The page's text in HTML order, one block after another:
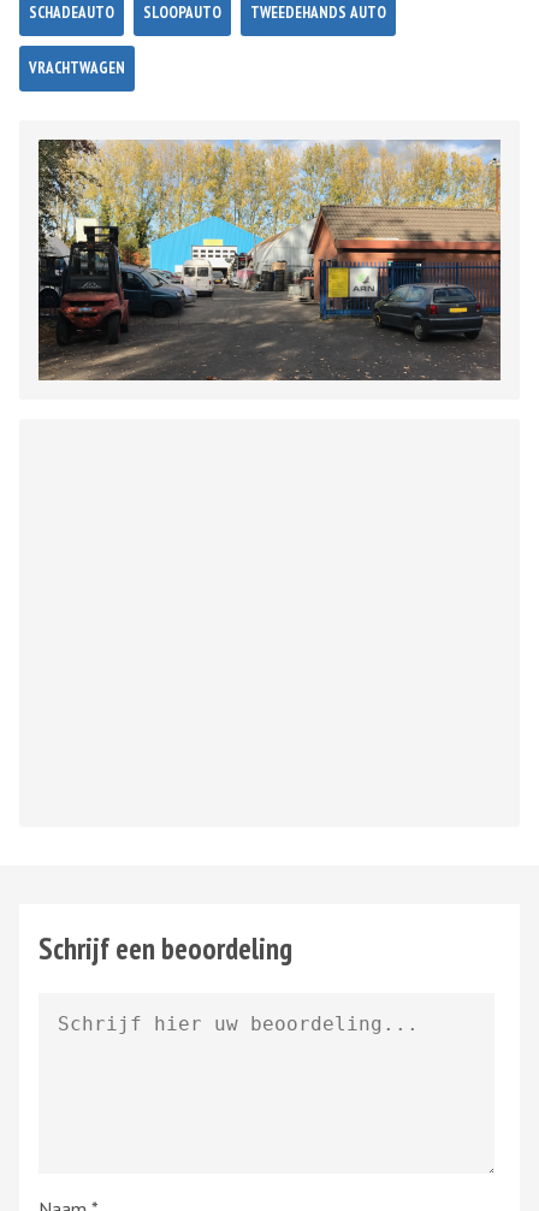
SCHADEAUTO SLOOPAUTO TWEEDEHANDS AUTO
VRACHTWAGEN
Schrijf een beoordeling